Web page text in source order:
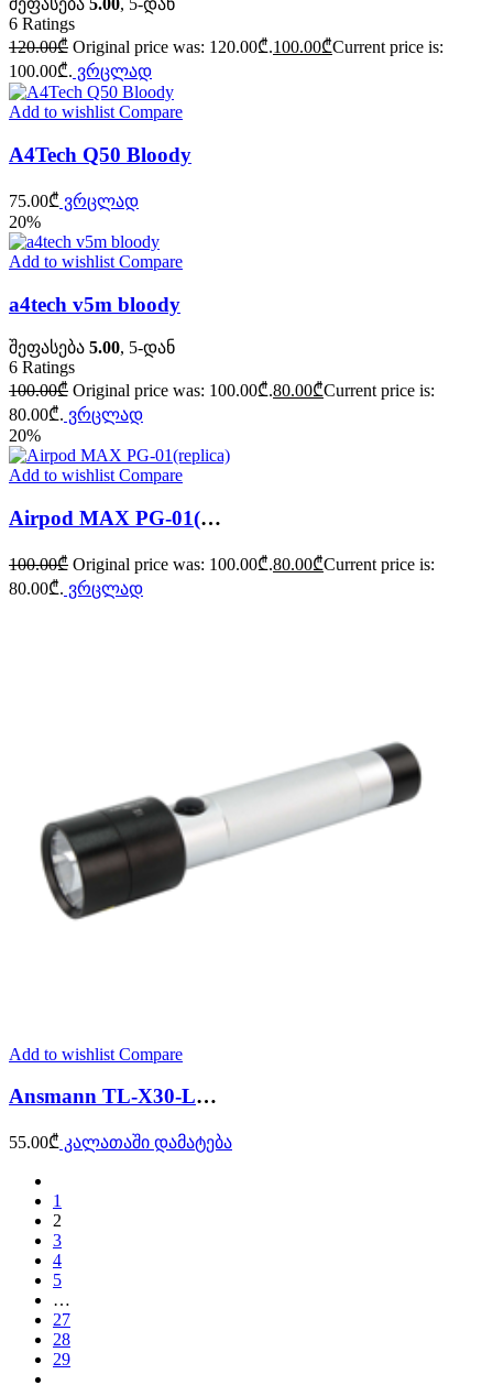
შეფასება 5.00, 5-დან
6 Ratings
120.00₾ Original price was: 120.00₾.100.00₾Current price is:
100.00₾. ვრცლად
Add to wishlistCompare
A4Tech Q50 Bloody
75.00₾ ვრცლად
20%
Add to wishlist Compare
a4tech v5m bloody
შეფასება 5.00, 5-დან
6 Ratings
100.00₾ Original price was: 100.00₾.80.00₾Current price is:
80.00₾. ვრცლად
20%
Add to wishlist Compare
Airpod MAX PG-01(replica)
100.00₾ Original price was: 100.00₾.80.00₾Current price is:
80.00₾. ვრცლად
Add to wishlist Compare
Ansmann TL-X30-LED-2C-bl
55.00₾ კალათაში დამატება
1
2
3
4
5
…
27
28
29